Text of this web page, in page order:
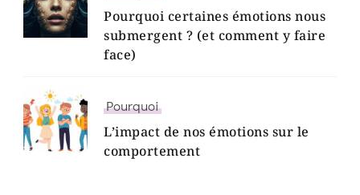
Pourquoi certaines émotions nous
submergent ? (et comment y faire
face)
Pourquoi
L’impact de nos émotions sur le
comportement